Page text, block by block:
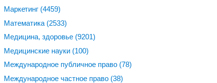
Маркетинг (4459)
Математика (2533)
Медицина, здоровье (9201)
Медицинские науки (100)
Международное публичное право (78)
Международное частное право (38)